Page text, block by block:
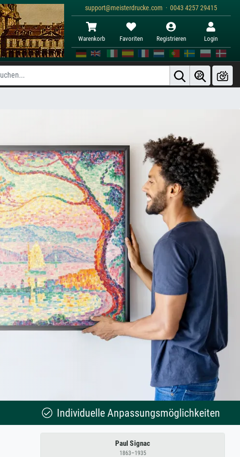
support@meisterdrucke.com · 0043 4257 29415
Warenkorb Favoriten Registrieren Login
Individuelle Anpassungsmöglichkeiten
Paul Signac
1863–1935